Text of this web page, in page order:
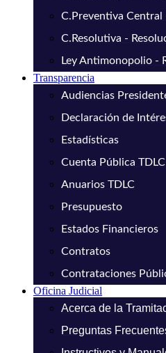
C.Preventiva
C.Resolutiva -
Ley Antimonopolio -
Transparencia
Audiencias
Declaración de
Estadísticas
Cuenta Pública TDLC
Anuarios TDLC
Presupuesto
Estados Financieros
Contratos
Contrataciones
Oficina Judicial
Acerca de la
Preguntas